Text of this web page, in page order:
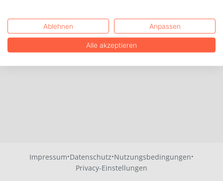
Impressum·Datenschutz·Nutzungsbedingungen·
Privacy-Einstellungen
Ablehnen Anpassen
Alle akzeptieren